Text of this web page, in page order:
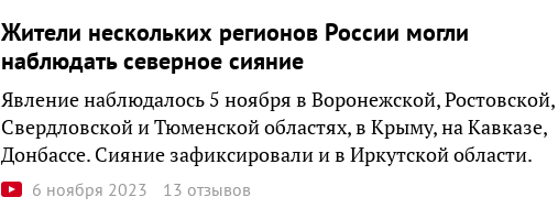
Жители нескольких регионов России могли
наблюдать северное сияние
Явление наблюдалось 5 ноября в Воронежской, Ростовской,
Свердловской и Тюменской областях, в Крыму, на Кавказе,
Донбассе. Сияние зафиксировали и в Иркутской области.
6 ноября 2023 13 отзывов